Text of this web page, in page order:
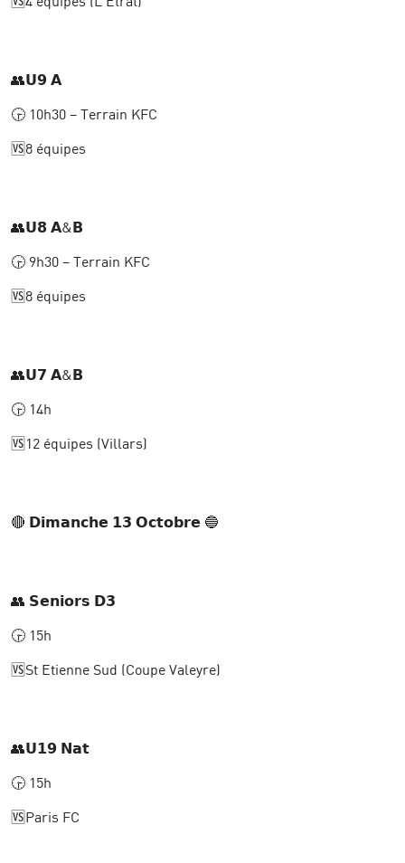
👥𝗨𝟵 𝗔
🕞 10h30 – Terrain KFC
🆚8 équipes
👥𝗨𝟴 𝗔&𝗕
🕞 9h30 – Terrain KFC
🆚8 équipes
👥𝗨𝟳 𝗔&𝗕
🕞 14h
🆚12 équipes (Villars)
🔴 𝗗𝗶𝗺𝗮𝗻𝗰𝗵𝗲 𝟭𝟯 𝗢𝗰𝘁𝗼𝗯𝗿𝗲 🔵
👥 𝗦𝗲𝗻𝗶𝗼𝗿𝘀 𝗗𝟯
🕞 15h
🆚St Etienne Sud (Coupe Valeyre)
👥𝗨𝟭𝟵 𝗡𝗮𝘁
🕞 15h
🆚Paris FC